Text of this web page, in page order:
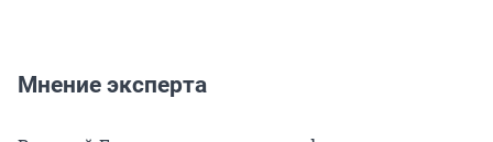
Мнение эксперта